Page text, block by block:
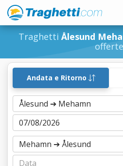
Traghetti Ålesund
offerte
Andata e Ritorno